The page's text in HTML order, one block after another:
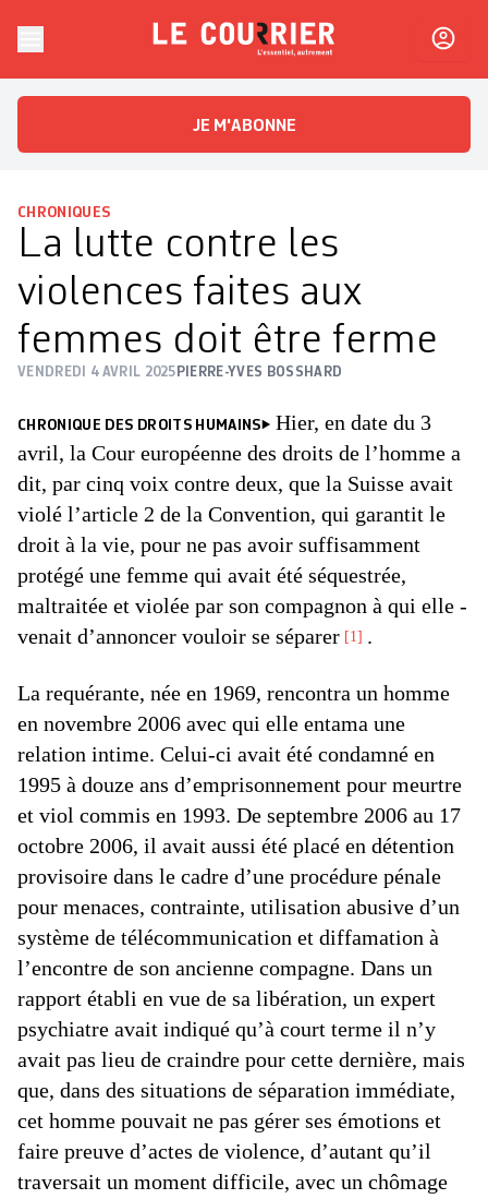
Le CourrierL'essentiel, autrement
JE M'ABONNE
CHRONIQUES
La lutte contre les
violences faites aux
femmes doit être ferme
VENDREDI 4 AVRIL 2025 PIERRE-YVES BOSSHARD
CHRONIQUE DES DROITS HUMAINS
Hier, en date du 3
avril, la Cour européenne des droits de l’homme a
dit, par cinq voix contre deux, que la Suisse avait
violé l’article 2 de la Convention, qui garantit le
droit à la vie, pour ne pas avoir suffisamment
protégé une femme qui avait été séquestrée,
maltraitée et violée par son compagnon à qui elle ­
venait d’annoncer vouloir se ­séparer
1 .
La requérante, née en 1969, rencontra un homme
en novembre 2006 avec qui elle entama une
relation intime. Celui-ci avait été condamné en
1995 à douze ans d’emprisonnement pour meurtre
et viol commis en 1993. De septembre 2006 au 17
octobre 2006, il avait aussi été placé en détention
provisoire dans le cadre d’une procédure pénale
pour menaces, contrainte, utilisation abusive d’un
système de télécommunication et diffamation à
l’encontre de son ancienne compagne. Dans un
rapport établi en vue de sa libération, un expert
psychiatre avait indiqué qu’à court terme il n’y
avait pas lieu de craindre pour cette dernière, mais
que, dans des situations de séparation immédiate,
cet homme pouvait ne pas gérer ses émotions et
faire preuve d’actes de violence, d’autant qu’il
traversait un moment difficile, avec un chômage